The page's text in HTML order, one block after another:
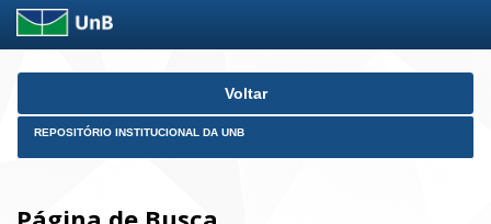
Skip
Voltar
REPOSITÓRIO INSTITUCIONAL DA UNB